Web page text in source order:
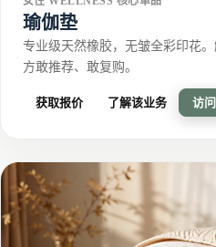
瑜伽垫
专业级天然橡胶，无皱全彩印花
方敢推荐、敢复购。
获取报价 了解该业务 访